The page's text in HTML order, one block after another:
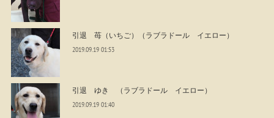
引退 苺（いちご）（ラブラドール イエロー）
2019.09.19 01:53
引退 ゆき （ラブラドール イエロー）
2019.09.19 01:40